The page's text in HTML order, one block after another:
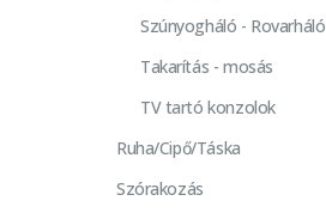
Szúnyogháló - Rovarháló
Takarítás - mosás
TV tartó konzolok
Ruha/Cipő/Táska
Szórakozás